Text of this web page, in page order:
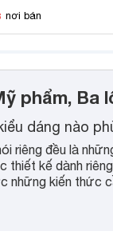
nơi bán
phẩm, Ba
dáng nào
riêng đều là
kế dành
những kiến thức